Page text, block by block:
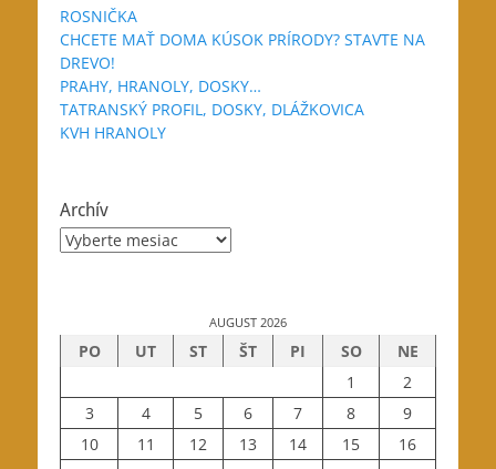
ROSNIČKA
CHCETE MAŤ DOMA KÚSOK PRÍRODY? STAVTE NA
DREVO!
PRAHY, HRANOLY, DOSKY…
TATRANSKÝ PROFIL, DOSKY, DLÁŽKOVICA
KVH HRANOLY
Archív
Archív
AUGUST 2026
PO UT ST ŠT PI SO
NE
1
2
3
4 5 6 7 8
9
10
11 12 13 14 15
16